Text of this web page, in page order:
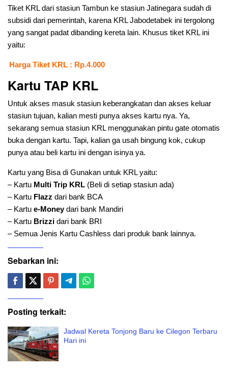
Tiket KRL dari stasiun Tambun ke stasiun Jatinegara sudah di
subsidi dari pemerintah, karena KRL Jabodetabek ini tergolong
yang sangat padat dibanding kereta lain. Khusus tiket KRL ini
yaitu:
Harga Tiket KRL : Rp.4.000
Kartu TAP KRL
Untuk akses masuk stasiun keberangkatan dan akses keluar
stasiun tujuan, kalian mesti punya akses kartu nya. Ya,
sekarang semua stasiun KRL menggunakan pintu gate otomatis
buka dengan kartu. Tapi, kalian ga usah bingung kok, cukup
punya atau beli kartu ini dengan isinya ya.
Kartu yang Bisa di Gunakan untuk KRL yaitu:
– Kartu Multi Trip KRL (Beli di setiap stasiun ada)
– Kartu Flazz dari bank BCA
– Kartu e-Moneydari bank Mandiri
– Kartu Brizzi dari bank BRI
– Semua Jenis Kartu Cashless dari produk bank lainnya.
Sebarkan ini:
Posting terkait:
Jadwal Kereta Tonjong Baru ke Cilegon Terbaru
Hari ini